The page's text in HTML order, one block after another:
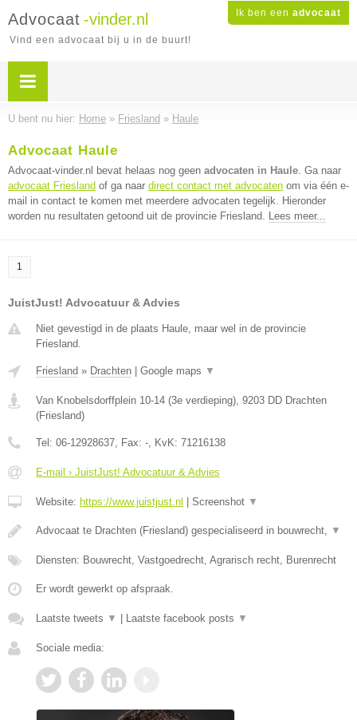
Ik ben een advocaat
Advocaat -vinder.nl
Vind een advocaat bij u in de buurt!
U bent nu hier: Home » Friesland » Haule
Advocaat Haule
Advocaat-vinder.nl bevat helaas nog geen advocaten in Haule. Ga naar
advocaat Friesland of ga naar direct contact met advocaten om via één e-
mail in contact te komen met meerdere advocaten tegelijk. Hieronder
worden nu resultaten getoond uit de provincie Friesland. Lees meer...
1
JuistJust! Advocatuur & Advies
Niet gevestigd in de plaats Haule, maar wel in de provincie
Friesland.
Friesland » Drachten Google maps ▼
Van Knobelsdorffplein 10-14 (3e verdieping), 9203 DD Drachten
(Friesland)
Tel: 06-12928637, Fax: -, KvK: 71216138
E-mail › JuistJust! Advocatuur & Advies
Website: https://www.juistjust.nl Screenshot ▼
Advocaat te Drachten (Friesland) gespecialiseerd in bouwrecht, ▼
Diensten: Bouwrecht, Vastgoedrecht, Agrarisch recht, Burenrecht
Er wordt gewerkt op afspraak.
Laatste tweets ▼ Laatste facebook posts ▼
Sociale media: